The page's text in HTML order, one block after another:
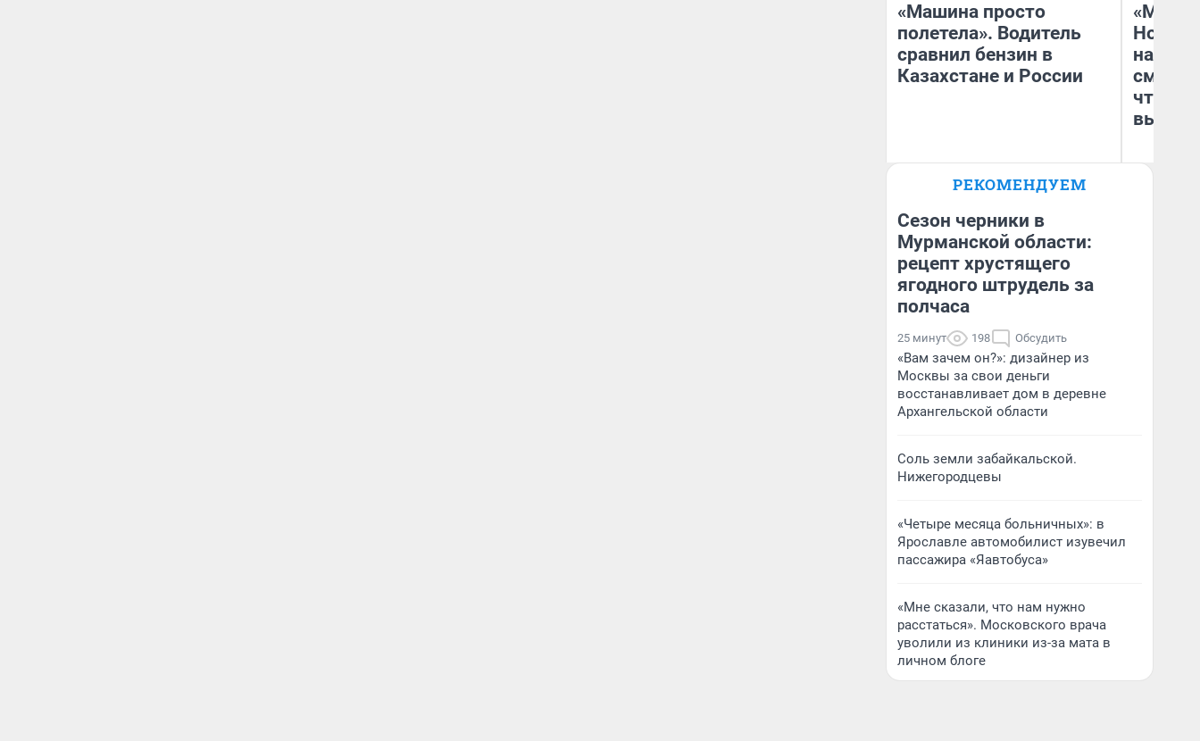
«Машина просто
полетела». Водитель
сравнил бензин в
Казахстане и России
Анатолий Кузнецов
«Мы
чтобы
РЕКОМЕНДУЕМ
Сезон черники в
Мурманской области:
рецепт хрустящего
ягодного штрудель за
полчаса
25 минут 198 Обсудить
«Вам зачем он?»: дизайнер из
Москвы за свои деньги
восстанавливает дом в деревне
Архангельской области
Соль земли забайкальской.
Нижегородцевы
«Четыре месяца больничных»: в
Ярославле автомобилист изувечил
пассажира «Яавтобуса»
«Мне сказали, что нам нужно
расстаться». Московского врача
уволили из клиники из-за мата в
личном блоге